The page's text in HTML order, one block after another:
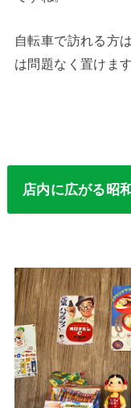
自転車で訪れる方
は問題なく置けます
店内に広がる昭